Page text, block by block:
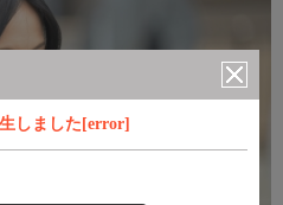
しました[error]